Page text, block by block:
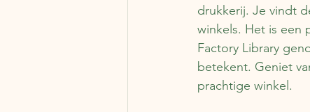
drukkerij. Je vindt
winkels. Het is een
Factory Library
betekent. Geniet
prachtige winkel.